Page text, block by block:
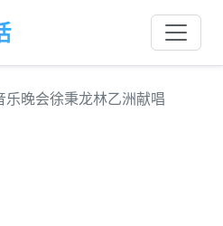
乐晚会徐秉龙林乙洲献唱